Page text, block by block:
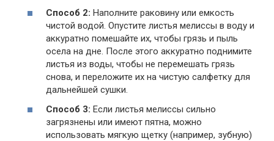
Способ 2: Наполните раковину или емкость
чистой водой. Опустите листья мелиссы в воду и
аккуратно помешайте их, чтобы грязь и пыль
осела на дне. После этого аккуратно поднимите
листья из воды, чтобы не перемешать грязь
снова, и переложите их на чистую салфетку для
дальнейшей сушки.
Способ 3: Если листья мелиссы сильно
загрязнены или имеют пятна, можно
использовать мягкую щетку (например, зубную)